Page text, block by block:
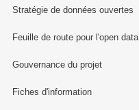
Stratégie de données ouvertes
Feuille de route pour l'open data
Gouvernance du projet
Fiches d'information